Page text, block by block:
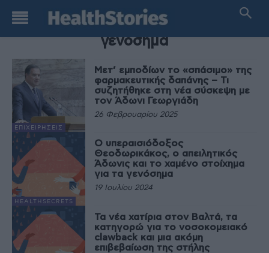
TAG
γενόσημα
ΕΠΙΧΕΙΡΉΣΕΙΣ
Μετ’ εμποδίων το «σπάσιμο» της
φαρμακευτικής δαπάνης – Τι
συζητήθηκε στη νέα σύσκεψη με
τον Άδωνι Γεωργιάδη
26 Φεβρουαρίου 2025
HEALTHSECRETS
Ο υπεραισιόδοξος
Θεοδωρικάκος, ο απειλητικός
Άδωνις και το χαμένο στοίχημα
για τα γενόσημα
19 Ιουλίου 2024
Τα νέα χατίρια στον Βαλτά, τα
κατηγορώ για το νοσοκομειακό
clawback και μια ακόμη
επιβεβαίωση της στήλης